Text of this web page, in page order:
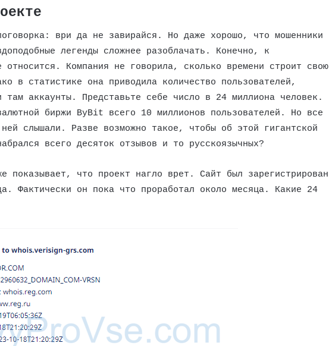
ври да не завирайся. Но даже хорошо, что мошенники
легенды сложнее разоблачать. Конечно, к
Компания не говорила, сколько времени строит свою
в статистике она приводила количество пользователей,
там аккаунты. Представьте себе число в 24 миллиона человек.
биржи ByBit всего 10 миллионов пользователей. Но все
ней слышали. Разве возможно такое, чтобы об этой гигантской
всего десяток отзывов и то русскоязычных?
показывает, что проект нагло врет. Сайт был зарегистрирован
Фактически он пока что проработал около месяца. Какие 24